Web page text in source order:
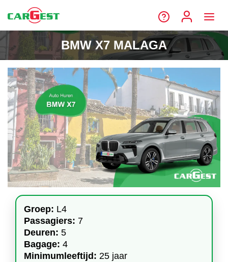
BMW X7 MALAGA
Groep: L4
Passagiers: 7
Deuren: 5
Bagage: 4
Minimumleeftijd: 25 jaar